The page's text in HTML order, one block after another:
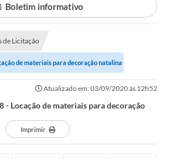
Boletim informativo
de Licitação
de materiais para decoração natalina
Atualizado em: 03/09/2020 às 12h52
- Locação de materiais para decoração
Imprimir